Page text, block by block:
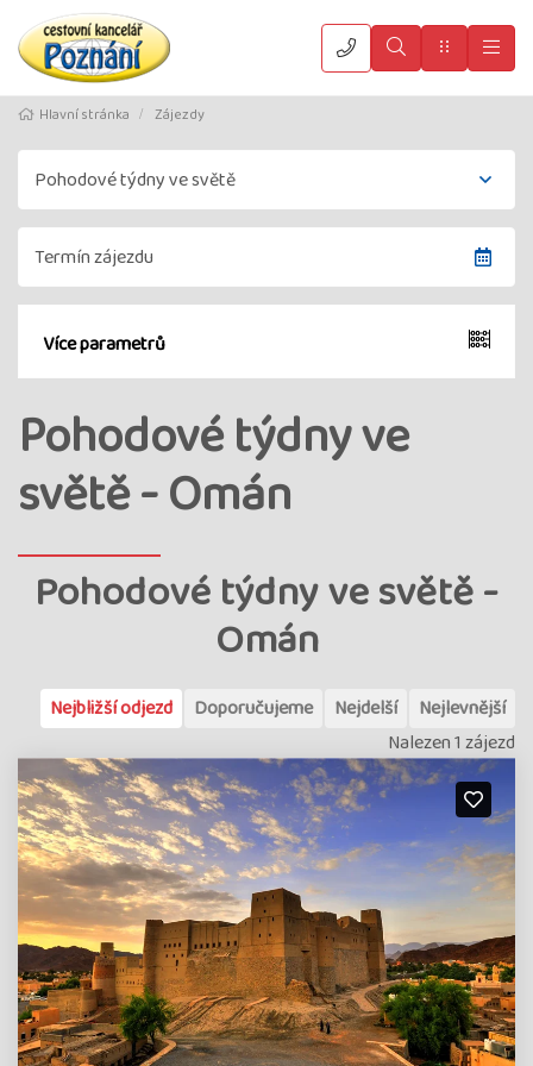
VyhledatMenu
Hlavní stránka Zájezdy
Více parametrů
Pohodové týdny ve
světě - Omán
Pohodové týdny ve světě -
Omán
Nejbližší odjezd Doporučujeme Nejdelší
Nejlevnější
Nalezen 1 zájezd